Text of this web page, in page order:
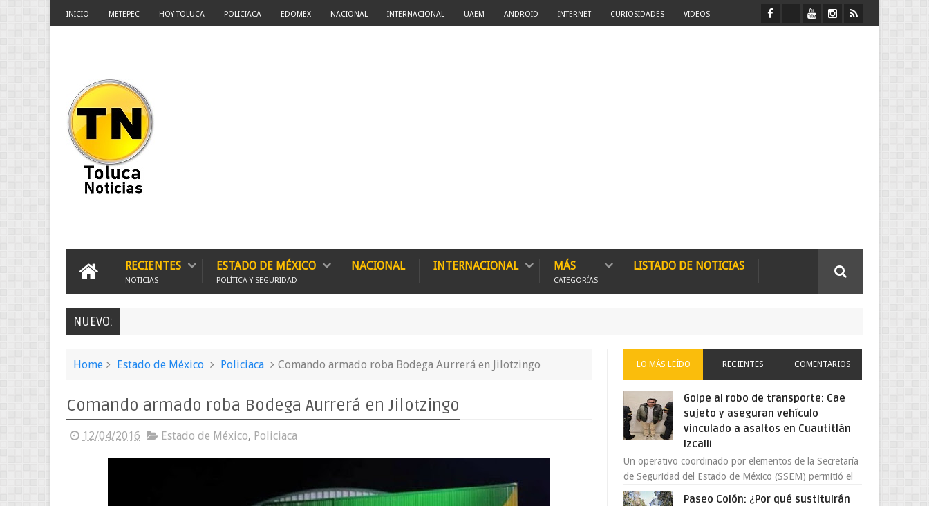
INICIO METEPEC HOY TOLUCA POLICIACA EDOMEX NACIONAL INTERNACIONAL UAEM ANDROID INTERNET CURIOSIDADES VIDEOS
RECIENTES
NOTICIAS
ESTADO DE MÉXICO
POLÍTICA Y SEGURIDAD
NACIONAL INTERNACIONAL MÁS
CATEGORÍAS
LISTADO DE NOTICIAS
NUEVO:
Home Estado de México Policiaca Comando armado roba Bodega Aurrerá en Jilotzingo
Comando armado roba Bodega Aurrerá en Jilotzingo
12/04/2016 Estado de México, Policiaca
LO MÁS LEÍDO RECIENTES COMENTARIOS
Golpe al robo de transporte: Cae
sujeto y aseguran vehículo
vinculado a asaltos en Cuautitlán
Izcalli
Un operativo coordinado por elementos de la Secretaría
de Seguridad del Estado de México (SSEM) permitió el
aseguramiento de un vehículo vin...
Paseo Colón: ¿Por qué sustituirán